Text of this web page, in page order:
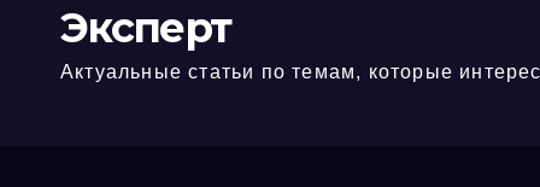
Эксперт
Актуальные статьи по темам, которые